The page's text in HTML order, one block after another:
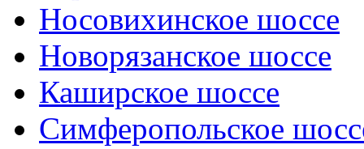
Носовихинское шоссе
Новорязанское шоссе
Каширское шоссе
Симферопольское